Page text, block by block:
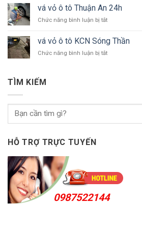
KCN
vỏ
xe
ô
Bắc
Tân
Uyên
vá vỏ ô tô Thuận An 24h
Chức năng bình luận bị tắtở
ô
tô
vá vỏ ô tô KCN Sóng Thần
Chức năng bình luận bị tắtở
Sóng
TÌM KIẾM
HỖ TRỢ TRỰC TUYẾN
0987522144